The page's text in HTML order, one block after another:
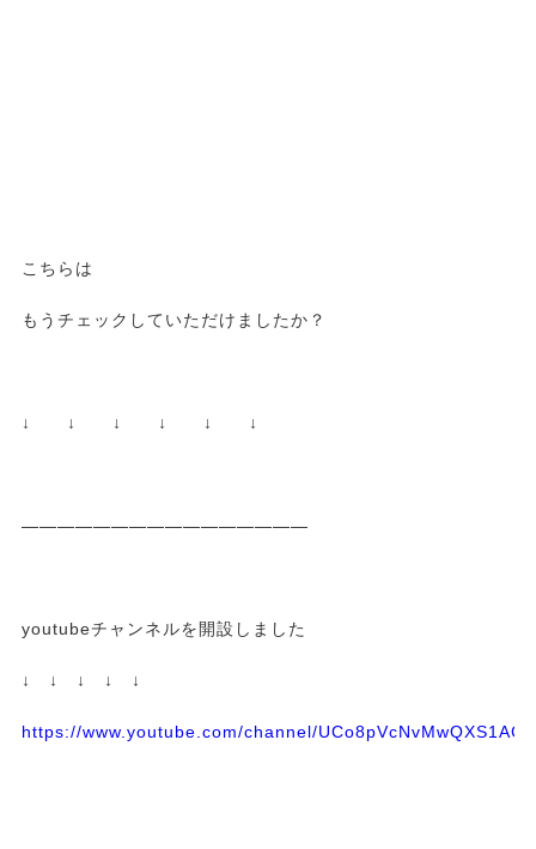
こちらは
もうチェックしていただけましたか？
↓ ↓ ↓ ↓ ↓ ↓
————————————————
youtubeチャンネルを開設しました
↓ ↓ ↓ ↓ ↓
https://www.youtube.com/channel/